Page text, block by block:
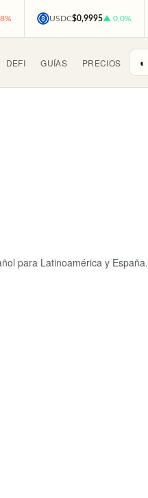
USDC$0,9995▲ 0,0%
DEFI GUÍAS PRECIOS ◐
para Latinoamérica y España.